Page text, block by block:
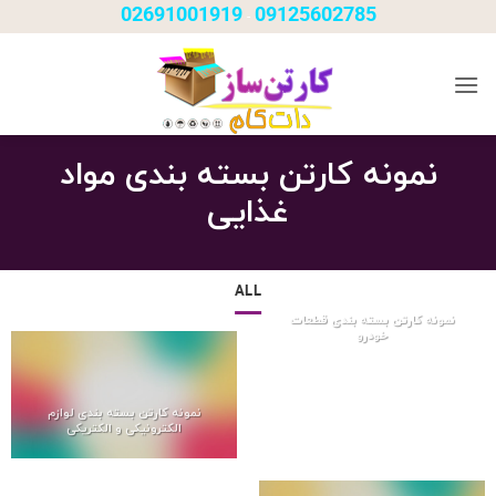
to
09125602785
-
02691001919
نمونه کارتن بسته بندی مواد
غذایی
ALL
نمونه کارتن بسته بندی قطعات
خودرو
نمونه کارتن بسته بندی لوازم
الکترونیکی و الکتریکی